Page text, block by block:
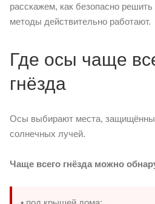
расскажем, как безопасно
методы действительно работают.
Где осы чаще
гнёзда
Осы выбирают места,
солнечных лучей.
Чаще всего гнёзда можно